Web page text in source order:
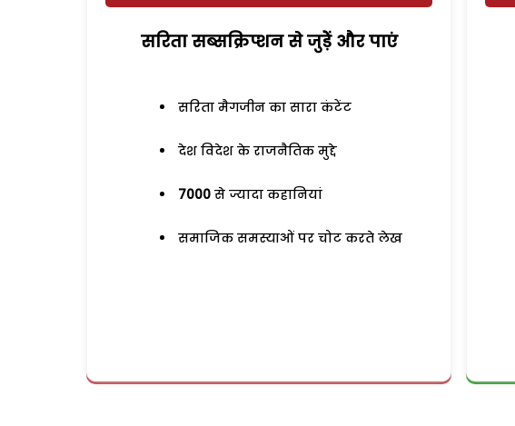
सरिता सब्सक्रिप्शन से जुड़ेें और पाएं
सरिता मैगजीन का सारा कंटेंट
देश विदेश के राजनैतिक मुद्दे
7000 से ज्यादा कहानियां
समाजिक समस्याओं पर चोट करते लेख